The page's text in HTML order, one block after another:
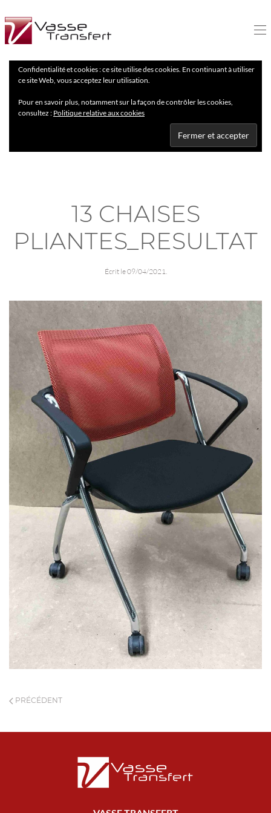
Confidentialité et cookies : ce site utilise des cookies. En continuant à utiliser
ce site Web, vous acceptez leur utilisation.
Pour en savoir plus, notamment sur la façon de contrôler les cookies,
consultez : Politique relative aux cookies
13 CHAISES
PLIANTES_RESULTAT
Écrit le09/04/2021.
PRÉCÉDENT